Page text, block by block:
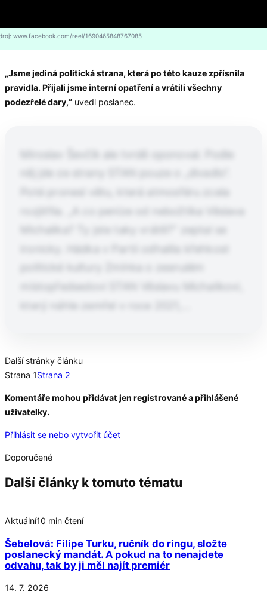
www.facebook.com/reel/1690465848767085
„Jsme jediná politická strana, která po této kauze zpřísnila
pravidla. Přijali jsme interní opatření a vrátili všechny
podezřelé dary,“ uvedl poslanec.
rozjitřila. „A co peníze od nebožtíka Věslava
Michalika? Ty jste taky vrátili?“ zeptal se
Pokračování článku po kliknutí
Přečtěte si celý článek
Další stránky článku
Strana 1Strana 2
Komentáře mohou přidávat jen registrované a přihlášené
uživatelky.
Přihlásit se nebo vytvořit účet
Doporučené
Další články k tomuto tématu
Aktuální10 min čtení
Šebelová: Filipe Turku, ručník do ringu, složte
poslanecký mandát. A pokud na to nenajdete
odvahu, tak by ji měl najít premiér
14. 7. 2026